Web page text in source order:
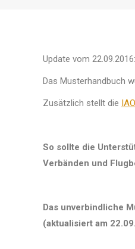
Update vom 22.09.2016:
Das Musterhandbuch
Zusätzlich stellt die
So sollte die
Verbänden und
Das unverbindliche
(aktualisiert am